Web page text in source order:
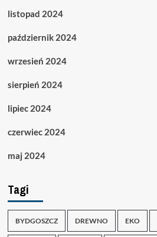
listopad 2024
październik 2024
wrzesień 2024
sierpień 2024
lipiec 2024
czerwiec 2024
maj 2024
Tagi
BYDGOSZCZ DREWNO EKO